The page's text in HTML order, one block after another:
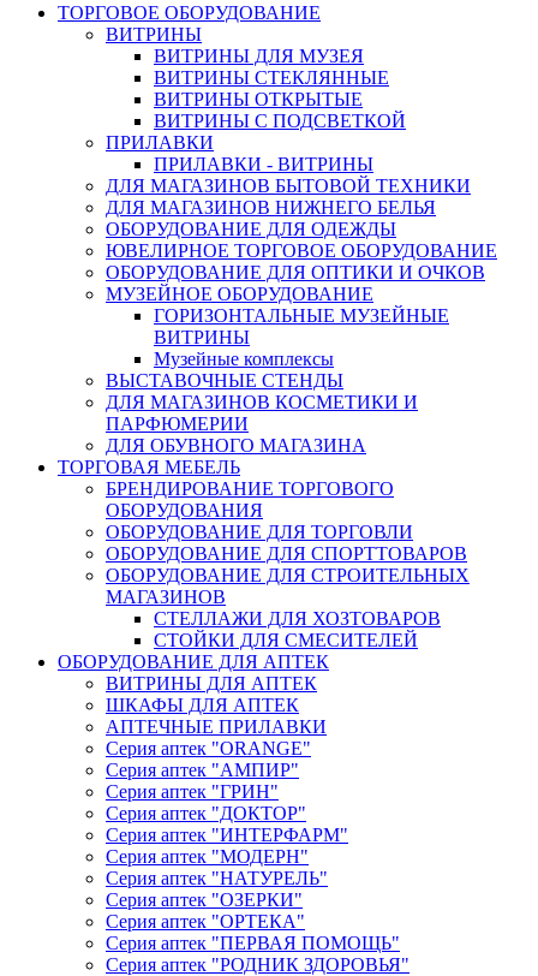
ТОРГОВОЕ ОБОРУДОВАНИЕ
ВИТРИНЫ
ВИТРИНЫ ДЛЯ МУЗЕЯ
ВИТРИНЫ СТЕКЛЯННЫЕ
ВИТРИНЫ ОТКРЫТЫЕ
ВИТРИНЫ С ПОДСВЕТКОЙ
ПРИЛАВКИ
ПРИЛАВКИ - ВИТРИНЫ
ДЛЯ МАГАЗИНОВ БЫТОВОЙ ТЕХНИКИ
ДЛЯ МАГАЗИНОВ НИЖНЕГО БЕЛЬЯ
ОБОРУДОВАНИЕ ДЛЯ ОДЕЖДЫ
ЮВЕЛИРНОЕ ТОРГОВОЕ ОБОРУДОВАНИЕ
ОБОРУДОВАНИЕ ДЛЯ ОПТИКИ И ОЧКОВ
МУЗЕЙНОЕ ОБОРУДОВАНИЕ
ГОРИЗОНТАЛЬНЫЕ МУЗЕЙНЫЕ
ВИТРИНЫ
Музейные комплексы
ВЫСТАВОЧНЫЕ СТЕНДЫ
ДЛЯ МАГАЗИНОВ КОСМЕТИКИ И
ПАРФЮМЕРИИ
ДЛЯ ОБУВНОГО МАГАЗИНА
ТОРГОВАЯ МЕБЕЛЬ
БРЕНДИРОВАНИЕ ТОРГОВОГО
ОБОРУДОВАНИЯ
ОБОРУДОВАНИЕ ДЛЯ ТОРГОВЛИ
ОБОРУДОВАНИЕ ДЛЯ СПОРТТОВАРОВ
ОБОРУДОВАНИЕ ДЛЯ СТРОИТЕЛЬНЫХ
МАГАЗИНОВ
СТЕЛЛАЖИ ДЛЯ ХОЗТОВАРОВ
СТОЙКИ ДЛЯ СМЕСИТЕЛЕЙ
ОБОРУДОВАНИЕ ДЛЯ АПТЕК
ВИТРИНЫ ДЛЯ АПТЕК
ШКАФЫ ДЛЯ АПТЕК
АПТЕЧНЫЕ ПРИЛАВКИ
Серия аптек "ORANGE"
Серия аптек "АМПИР"
Серия аптек "ГРИН"
Серия аптек "ДОКТОР"
Серия аптек "ИНТЕРФАРМ"
Серия аптек "МОДЕРН"
Серия аптек "НАТУРЕЛЬ"
Серия аптек "ОЗЕРКИ"
Серия аптек "ОРТЕКА"
Серия аптек "ПЕРВАЯ ПОМОЩЬ"
Серия аптек "РОДНИК ЗДОРОВЬЯ"